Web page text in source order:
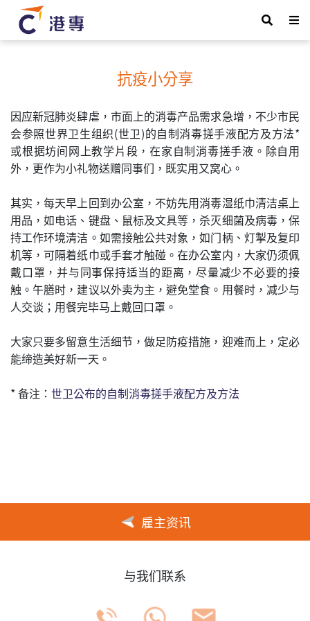
抗疫小分享
因应新冠肺炎肆虐，市面上的消毒产品需求急增，不少市民
会参照世界卫生组织(世卫)的自制消毒搓手液配方及方法*
或根据坊间网上教学片段，在家自制消毒搓手液。除自用
外，更作为小礼物送赠同事们，既实用又窝心。
其实，每天早上回到办公室，不妨先用消毒湿纸巾清洁桌上
用品，如电话、键盘、鼠标及文具等，杀灭细菌及病毒，保
持工作环境清洁。如需接触公共对象，如门柄、灯掣及复印
机等，可隔着纸巾或手套才触碰。在办公室内，大家仍须佩
戴口罩，并与同事保持适当的距离，尽量减少不必要的接
触。午膳时，建议以外卖为主，避免堂食。用餐时，减少与
人交谈；用餐完毕马上戴回口罩。
大家只要多留意生活细节，做足防疫措施，迎难而上，定必
能缔造美好新一天。
* 备注： 世卫公布的自制消毒搓手液配方及方法
雇主资讯
与我们联系